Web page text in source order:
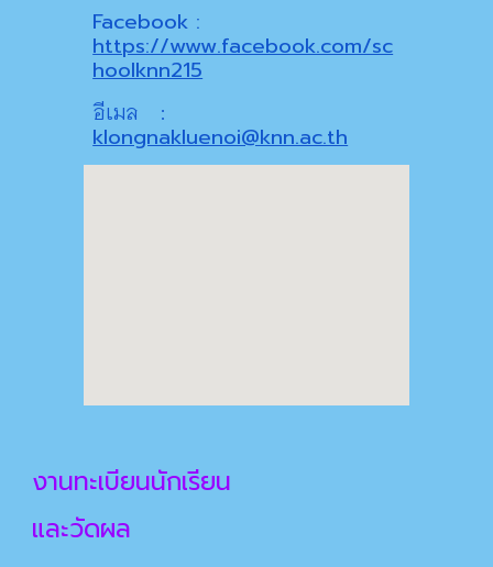
Facebook :
https://www.facebook.com/sc
hoolknn215
อีเมล :
klongnakluenoi@knn.ac.th
งานทะเบียนนักเรียน
และวัดผล